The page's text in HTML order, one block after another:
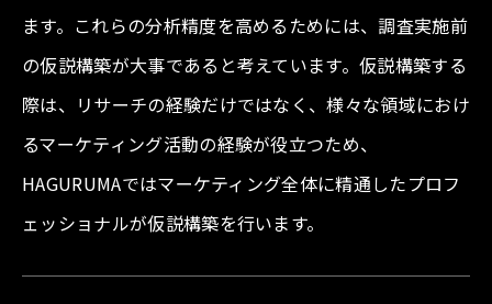
ます。これらの分析精度を高めるためには、調査実施前
の仮説構築が大事であると考えています。仮説構築する
際は、リサーチの経験だけではなく、様々な領域におけ
るマーケティング活動の経験が役立つため、
HAGURUMAではマーケティング全体に精通したプロフ
ェッショナルが仮説構築を行います。